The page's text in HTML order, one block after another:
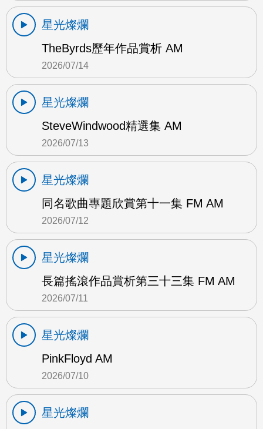
星光燦爛
TheByrds歷年作品賞析 AM
2026/07/14
星光燦爛
SteveWindwood精選集 AM
2026/07/13
星光燦爛
同名歌曲專題欣賞第十一集 FM AM
2026/07/12
星光燦爛
長篇搖滾作品賞析第三十三集 FM AM
2026/07/11
星光燦爛
PinkFloyd AM
2026/07/10
星光燦爛